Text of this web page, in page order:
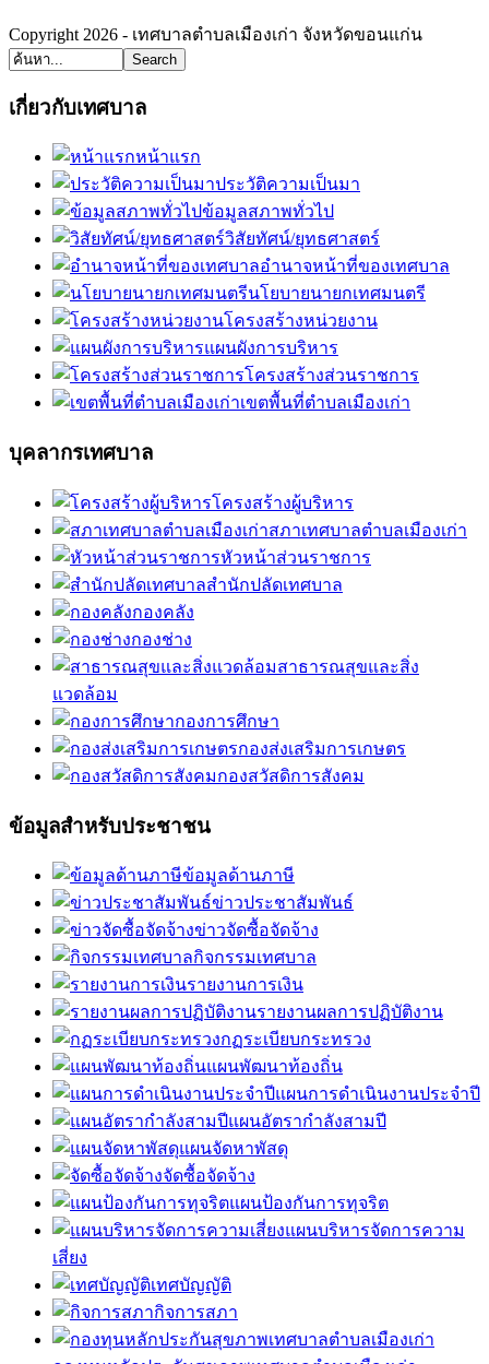
Copyright 2026 - เทศบาลตำบลเมืองเก่า จังหวัดขอนแก่น
Search
เกี่ยวกับเทศบาล
หน้าแรก
ประวัติความเป็นมา
ข้อมูลสภาพทั่วไป
วิสัยทัศน์/ยุทธศาสตร์
อำนาจหน้าที่ของเทศบาล
นโยบายนายกเทศมนตรี
โครงสร้างหน่วยงาน
แผนผังการบริหาร
โครงสร้างส่วนราชการ
เขตพื้นที่ตำบลเมืองเก่า
บุคลากรเทศบาล
โครงสร้างผู้บริหาร
สภาเทศบาลตำบลเมืองเก่า
หัวหน้าส่วนราชการ
สำนักปลัดเทศบาล
กองคลัง
กองช่าง
สาธารณสุขและสิ่ง
แวดล้อม
กองการศึกษา
กองส่งเสริมการเกษตร
กองสวัสดิการสังคม
ข้อมูลสำหรับประชาชน
ข้อมูลด้านภาษี
ข่าวประชาสัมพันธ์
ข่าวจัดซื้อจัดจ้าง
กิจกรรมเทศบาล
รายงานการเงิน
รายงานผลการปฏิบัติงาน
กฏระเบียบกระทรวง
แผนพัฒนาท้องถิ่น
แผนการดำเนินงานประจำปี
แผนอัตรากำลังสามปี
แผนจัดหาพัสดุ
จัดซื้อจัดจ้าง
แผนป้องกันการทุจริต
แผนบริหารจัดการความ
เสี่ยง
เทศบัญญัติ
กิจการสภา